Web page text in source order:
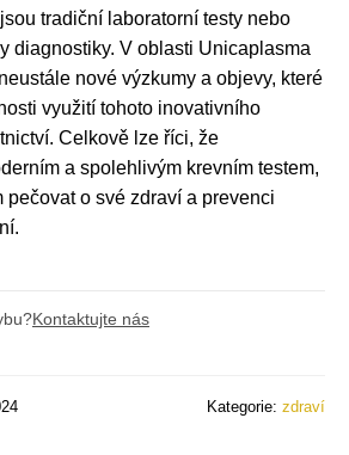
tradiční laboratorní testy nebo
diagnostiky. V oblasti Unicaplasma
nové výzkumy a objevy, které
využití tohoto inovativního
Celkově lze říci, že
a spolehlivým krevním testem,
pečovat o své zdraví a prevenci
Kontaktujte nás
Kategorie: zdraví